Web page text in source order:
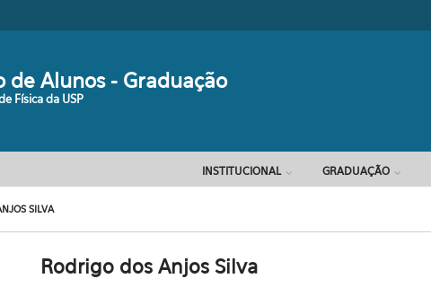
de Alunos - Graduação
Física da USP
INSTITUCIONAL GRADUAÇÃO
SILVA
Rodrigo dos Anjos Silva